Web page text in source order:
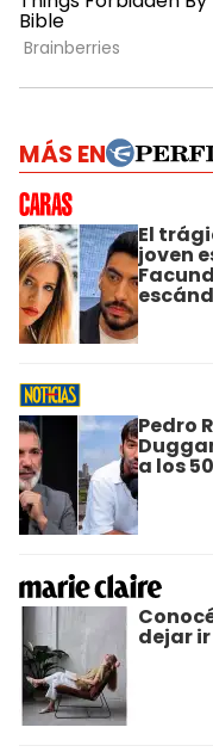
MÁS EN
El
joven
Pedro
a los
dejar